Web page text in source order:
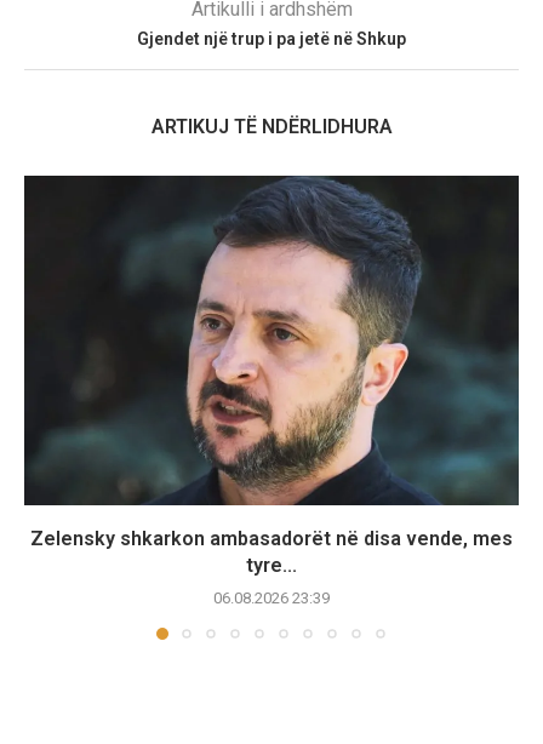
Artikulli i ardhshëm
Gjendet një trup i pa jetë në Shkup
ARTIKUJ TË NDËRLIDHURA
Zelensky shkarkon ambasadorët në disa vende, mes
tyre...
06.08.2026 23:39